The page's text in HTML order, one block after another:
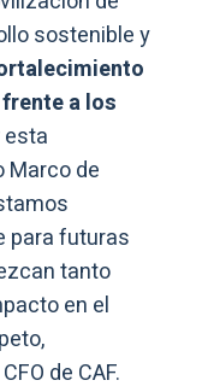
sostenible y
a los
esta
Marco de
para futuras
tanto
en el
de CAF.